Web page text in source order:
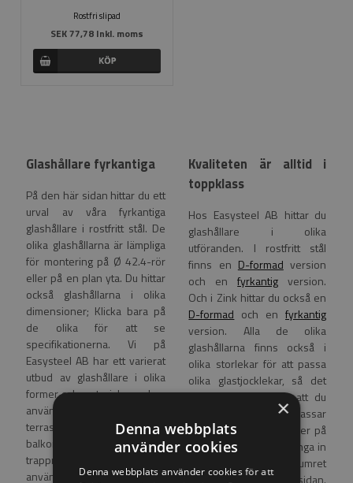
Rostfri slipad
SEK 77,78 Inkl. moms
Glashållare fyrkantiga
På den här sidan hittar du ett
urval av våra fyrkantiga
glashållare i rostfritt stål. De
olika glashållarna är lämpliga
för montering på Ø 42.4-rör
eller på en plan yta. Du hittar
också glashållarna i olika
dimensioner; Klicka bara på
de olika för att se
specifikationerna. Vi på
Easysteel AB har ett varierat
utbud av glashållare i olika
former och material, som kan
användas på allt från
terrassräcken till
balkongräcken och
trappräcken. De flesta kan
användas utomhus och kan
Kvaliteten är alltid i
toppklass
Hos Easysteel AB hittar du
glashållare i olika
utföranden. I rostfritt stål
finns en D-formad version
och enfyrkantig version.
Och i Zink hittar du också en
D-formad och enfyrkantig
version. Alla de olika
glashållarna finns också i
olika storlekar för att passa
olika glastjocklekar, så det
finns en god chans att du
hittar just den som passar
ditt projekt. Är du osäker på
något? Tveka inte att ringa in
oss för hjälp. Telefonnumret
hittar du längst ner på sidan.
×
Denna webbplats
använder cookies
Denna webbplats använder cookies för att